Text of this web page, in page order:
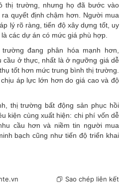
thị trường, nhưng họ đã bước vào
quyết định chậm hơn. Người mua
lý rõ ràng, tiến độ xây dựng tốt, uy
các dự án có mức giá phù hợp.
đang phân hóa mạnh hơn,
cầu ở thực, nhất là ở ngưỡng giá dễ
tốt hơn mức trung bình thị trường.
áp lực lớn hơn do giá cao và độ
thị trường bất động sản phục hồi
kiện cùng xuất hiện: chi phí vốn dễ
cầu hơn và niềm tin người mua
bạch cũng như tiến độ triển khai
Sao chép liên kết